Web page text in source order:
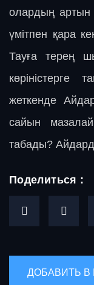
олардың
үмітпен қара
Тауға терең
жеткенде
сайын
табады?
Поделиться :